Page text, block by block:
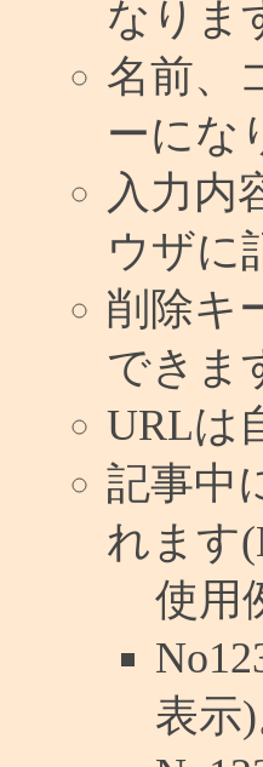
なりま
名前、
ーにな
入力内
ウザに
削除キ
できま
URLは
記事中
れます
使用
表示)